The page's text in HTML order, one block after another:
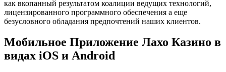
как вкопанный результатом коалиции ведущих технологий,
лицензированного программного обеспечения а еще
безусловного обладания предпочтений наших клиентов.
Мобильное Приложение Лахо Казино в
видах iOS и Android